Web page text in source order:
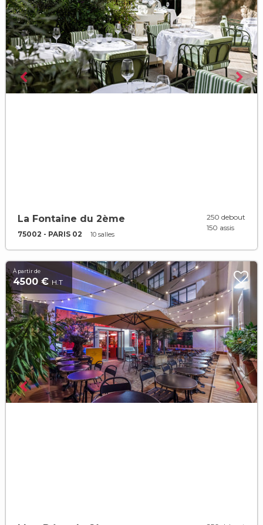
La Fontaine du 2ème
75002 - PARIS 02 10 salles
250 debout
150 assis
À partir de
4500 € H.T